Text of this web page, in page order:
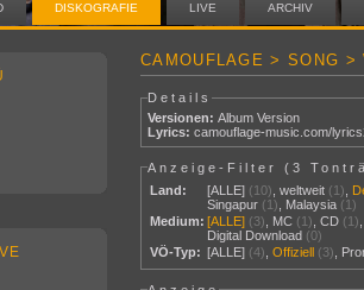
DISKOGRAFIE LIVE ARCHIV
CAMOUFLAGE > SONG
Details
Versionen: Album Version
Lyrics: camouflage-music.com/
Anzeige-Filter (3
Land:
[ALLE] (10) ,weltweit (1)
Singapur (1) Malaysia (1)
Medium: [ALLE] (3) MC (1) ,CD (1)
Digital Download (0)
VÖ-Typ: [ALLE] (4) ,Offiziell (3)